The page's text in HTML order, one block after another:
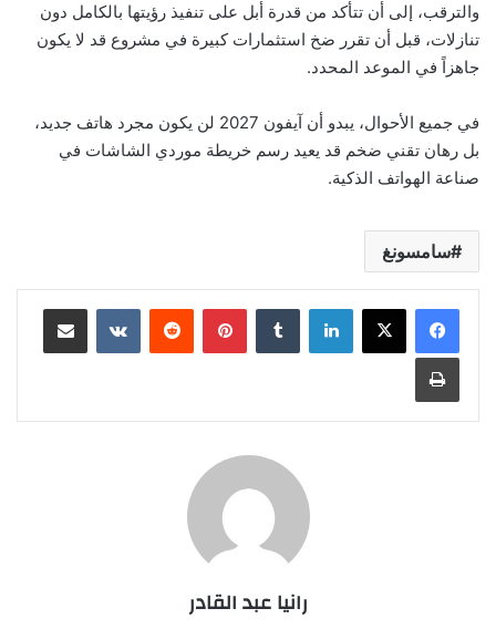
والترقب، إلى أن تتأكد من قدرة أبل على تنفيذ رؤيتها بالكامل دون
تنازلات، قبل أن تقرر ضخ استثمارات كبيرة في مشروع قد لا يكون
جاهزاً في الموعد المحدد.
في جميع الأحوال، يبدو أن آيفون 2027 لن يكون مجرد هاتف جديد،
بل رهان تقني ضخم قد يعيد رسم خريطة موردي الشاشات في
صناعة الهواتف الذكية.
سامسونغ
لينكدإن بينتيريست مشاركة عبر البريد
طباعة
رانيا عبد القادر